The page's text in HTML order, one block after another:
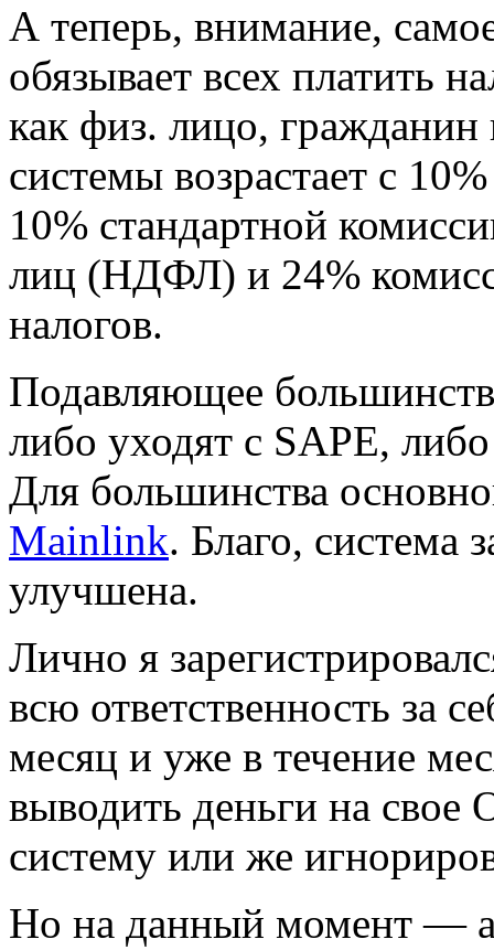
А теперь, внимание,
обязывает всех платить
как физ. лицо,
системы возрастает с
10% стандартной
лиц (НДФЛ) и 24%
налогов.
Подавляющее
либо уходят с SAPE,
Для большинства
Mainlink. Благо, система
улучшена.
Лично я
всю ответственность за
месяц и уже в течение
выводить деньги на
систему или же
Но на данный момент —